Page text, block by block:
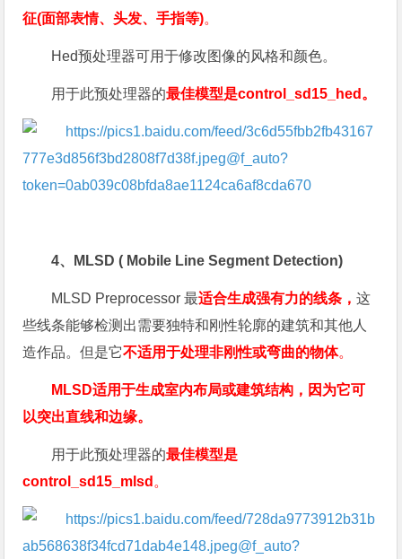
征(面部表情、头发、手指等)。
Hed预处理器可用于修改图像的风格和颜色。
用于此预处理器的最佳模型是control_sd15_hed。
4、MLSD ( Mobile Line Segment Detection)
MLSD Preprocessor 最适合生成强有力的线条，这
些线条能够检测出需要独特和刚性轮廓的建筑和其他人
造作品。但是它不适用于处理非刚性或弯曲的物体。
MLSD适用于生成室内布局或建筑结构，因为它可
以突出直线和边缘。
用于此预处理器的最佳模型是
control_sd15_mlsd 。